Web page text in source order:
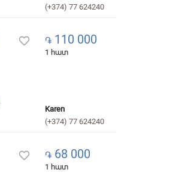
(+374) 77 624240
favorite_border ֏ 110 000
1 հատ
Karen
(+374) 77 624240
favorite_border ֏ 68 000
1 հատ